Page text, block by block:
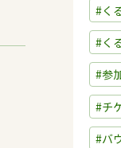
#く
#く
#参
#チ
#バ